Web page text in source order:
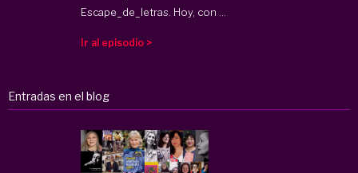
Escape_de_letras. Hoy, con ...
Ir al episodio >
Entradas en el blog